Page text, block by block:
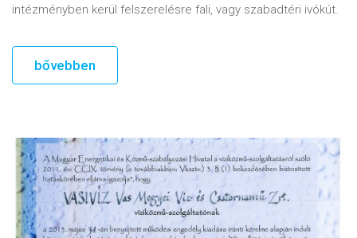
intézményben kerül felszerelésre fali, vagy szabadtéri ivókút.
bővebben